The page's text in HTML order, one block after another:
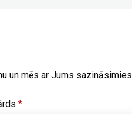
un mēs ar Jums sazināsimies
*